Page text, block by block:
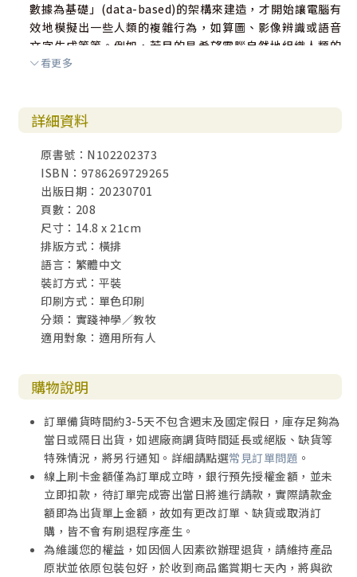
附錄一：看ChatGPT如何傳福音
數據為基礎」(data-based)的架構來建造，才開始讓電腦有
效地模擬出一些人類的複雜行為，如算圖、影像辨識或語音
文字生成等等。例如，若目的是希望電腦自然地組織人類的
話語來回答（而非制式的模板），傳統的想法是需要先教電
但這樣的效果仍然相對呆板且錯誤率無法被接受，目前
的AI發展幾乎已經完全放棄這條進路（包括本文的主角Chat
GPT），而是讓電腦直接讀取大量的自然語言文本，藉由計
算同一個字詞在不同前後文中的相對出現機率，使其模擬在
特定脈絡中的文字表達。目前許多人常用的Google網路翻譯
也是因為採用這類演算法而大大提升其可靠程度。
二、對自然語言的掌握
上開提到，ChatGPT這個對話式的AI模型之所以能做到
自然語言（文字）在表達方式與其相關內容的平衡。語言文
字在人類文化中有個非常重要的特色，就是它們一定都是由
原則性的連接方式（也就是文法），就可以如堆積木一般，
豐富地表達幾乎人類思想範圍內的各種事物或感受，是最接
近人類大腦思想的表徵(representation)方式，也是其他動
物所沒有的[2]。雖然生活中仍有些是我們難以用語言文字所
能描述的情緒或事件，但是透過語言文字巧妙的運用，還是
可以引起「共感」（例如「大珠小珠落玉盤」這種類比音樂
的方式），將本來難以言喻的感受，傳達給遙遠或未來的另
一位讀者體會。
看更多
詳細資料
原書號：N102202373
ISBN：9786269729265
出版日期：20230701
頁數：208
尺寸：14.8 x 21cm
排版方式：橫排
語言：繁體中文
裝訂方式：平裝
印刷方式：單色印刷
分類：實踐神學／教牧
適用對象：適用所有人
購物說明
訂單備貨時間約3-5天不包含週末及國定假日，庫存足夠為
當日或隔日出貨，如遇廠商調貨時間延長或絕版、缺貨等
特殊情況，將另行通知。詳細請點選常見訂單問題 。
線上刷卡金額僅為訂單成立時，銀行預先授權金額，並未
立即扣款，待訂單完成寄出當日將進行請款，實際請款金
額即為出貨單上金額，故如有更改訂單、缺貨或取消訂
購，皆不會有刷退程序產生。
為維護您的權益，如因個人因素欲辦理退貨，請維持產品
原狀並依原包裝包好，於收到商品鑑賞期七天內，將與欲